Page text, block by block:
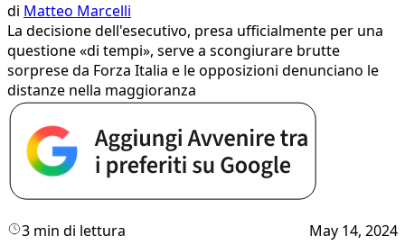
di Matteo Marcelli
La decisione dell'esecutivo, presa ufficialmente per una
questione «di tempi», serve a scongiurare brutte
sorprese da Forza Italia e le opposizioni denunciano le
distanze nella maggioranza
3 min di lettura May 14, 2024